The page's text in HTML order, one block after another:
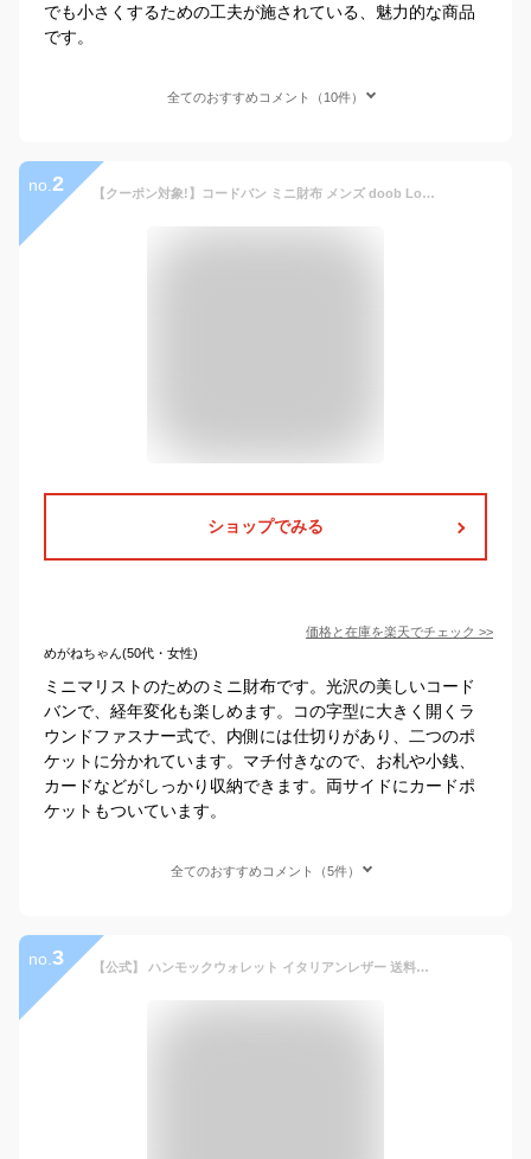
でも小さくするための工夫が施されている、魅力的な商品
です。
全てのおすすめコメント（10件）
no. 2 【クーポン対象!】コードバン ミニ財布 メンズ doob London ブランド ラウンドファスナー キャッシュレス 財布 【名入れ 可能】 ミニマリスト 小さい財布 コンパクト財布 男性 ギフト ドゥーブロンドン プレゼント (09000141-mens-1r)
ショップでみる
価格と在庫を楽天でチェック >>
めがねちゃん(50代・女性)
ミニマリストのためのミニ財布です。光沢の美しいコード
バンで、経年変化も楽しめます。コの字型に大きく開くラ
ウンドファスナー式で、内側には仕切りがあり、二つのポ
ケットに分かれています。マチ付きなので、お札や小銭、
カードなどがしっかり収納できます。両サイドにカードポ
ケットもついています。
全てのおすすめコメント（5件）
no. 3 【公式】 ハンモックウォレット イタリアンレザー 送料無料 財布 メンズ 二つ折り財布 小銭 取り出しやすい ミニ財布 レザー 小銭入れ 極小財布 薄い財布 小さい 多機能財布 人気 革財布 男性 プレゼント サイフ 紳士 日本製 小型 財布 スリム財布 小さい財布 母の日 父の日